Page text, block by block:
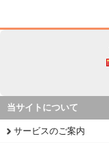
当サイトについて
サービスのご案内